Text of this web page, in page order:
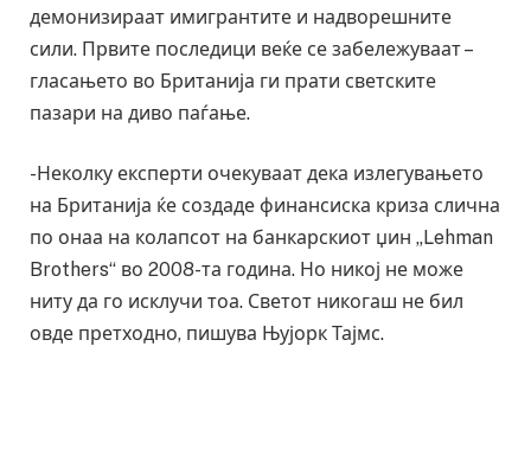
демонизираат имигрантите и надворешните
сили. Првите последици веќе се забележуваат –
гласањето во Британија ги прати светските
пазари на диво паѓање.
-Неколку експерти очекуваат дека излегувањето
на Британија ќе создаде финансиска криза слична
по онаа на колапсот на банкарскиот џин „Lehman
Brothers“ во 2008-та година. Но никој не може
ниту да го исклучи тоа. Светот никогаш не бил
овде претходно, пишува Њујорк Тајмс.